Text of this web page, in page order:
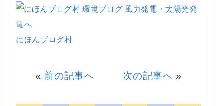
にほんブログ村
«前の記事へ 次の記事へ »